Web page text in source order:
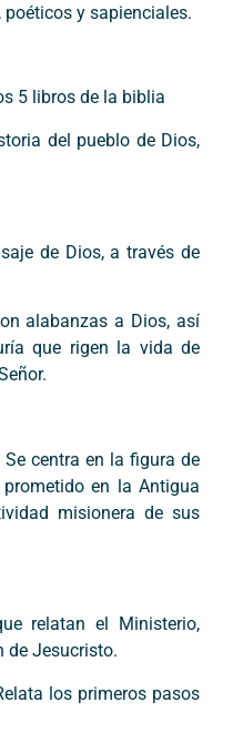
y sapienciales.
5 libros de la biblia
del pueblo de Dios,
de Dios, a través de
alabanzas a Dios, así
que rigen la vida de
centra en la figura de
en la Antigua
misionera de sus
relatan el Ministerio,
de Jesucristo.
los primeros pasos